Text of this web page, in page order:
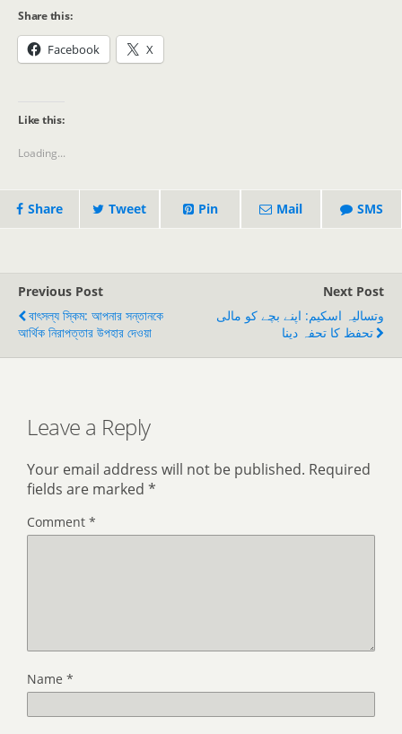
Share this:
Facebook X
Like this:
Loading...
Share Tweet Pin Mail SMS
Previous Post
বাৎসল্য স্কিম: আপনার সন্তানকে
আর্থিক নিরাপত্তার উপহার দেওয়া
Next Post
وتسالیہ اسکیم: اپنے بچے کو مالی
تحفظ کا تحفہ دینا
Leave a Reply
Your email address will not be published. Required
fields are marked *
Comment *
Name *